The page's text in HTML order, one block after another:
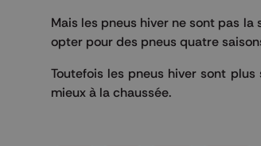
Mais les pneus hiver ne sont pas
opter pour des pneus quatre
Toutefois les pneus hiver sont
mieux à la chaussée.